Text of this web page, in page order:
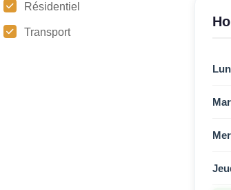
Résidentiel
Transport